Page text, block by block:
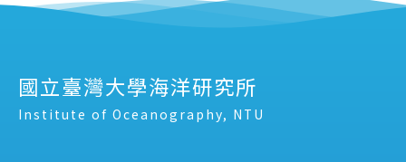
國立臺灣大學海洋研究所
Institute of Oceanography, NTU